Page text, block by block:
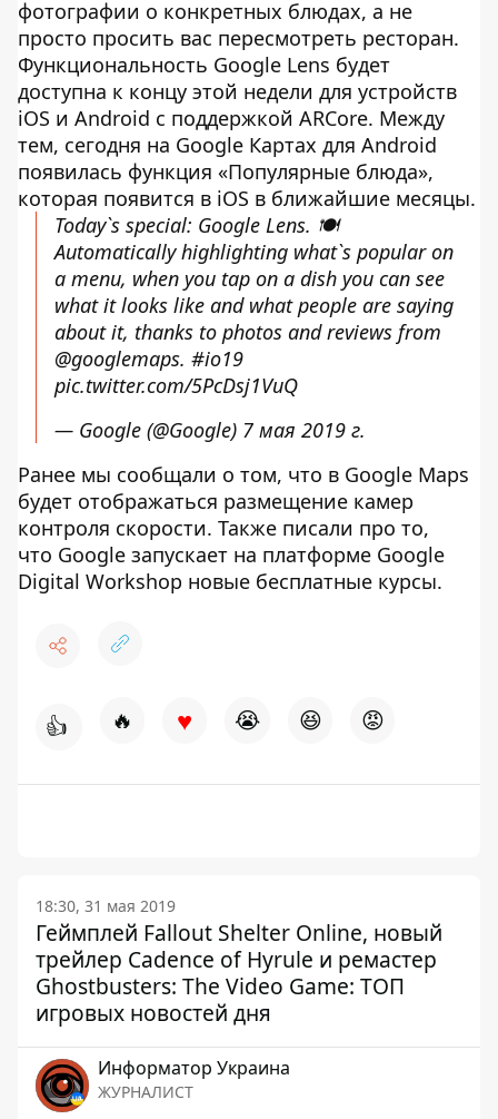
фотографии о конкретных блюдах, а не
просто просить вас пересмотреть ресторан.
Функциональность Google Lens будет
доступна к концу этой недели для устройств
iOS и Android с поддержкой ARCore. Между
тем, сегодня на Google Картах для Android
появилась функция «Популярные блюда»,
которая появится в iOS в ближайшие месяцы.
Today`s special: Google Lens. 🍽️
Automatically highlighting what`s popular on
a menu, when you tap on a dish you can see
what it looks like and what people are saying
about it, thanks to photos and reviews from
@googlemaps. #io19
pic.twitter.com/5PcDsj1VuQ
— Google (@Google) 7 мая 2019 г.
Ранее мы сообщали о том, что в Google Maps
будет отображаться размещение камер
контроля скорости. Также писали про то,
что Google запускает на платформе Google
Digital Workshop новые бесплатные курсы.
👍 🔥 ♥ 😭 😆 😡
18:30, 31 мая 2019
Геймплей Fallout Shelter Online, новый
трейлер Cadence of Hyrule и ремастер
Ghostbusters: The Video Game: ТОП
игровых новостей дня
Информатор Украина
ЖУРНАЛИСТ